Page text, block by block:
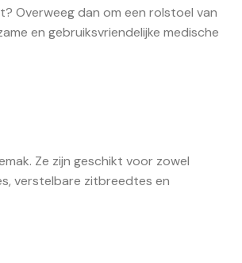
Overweeg dan om een rolstoel van
en gebruiksvriendelijke medische
Ze zijn geschikt voor zowel
verstelbare zitbreedtes en